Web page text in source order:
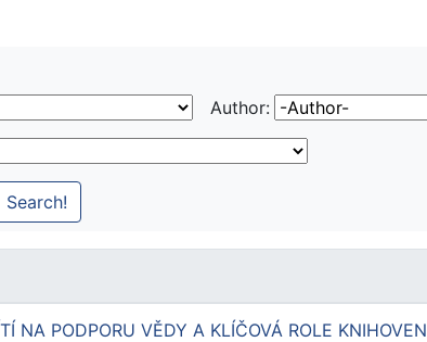
Author:
NA PODPORU VĚDY A KLÍČOVÁ ROLE KNIHOVEN